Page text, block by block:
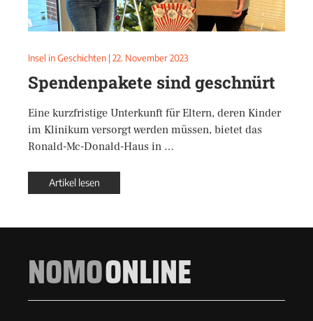
Insel in Geschichten | 22. November 2023
Spendenpakete sind geschnürt
Eine kurzfristige Unterkunft für Eltern, deren Kinder
im Klinikum versorgt werden müssen, bietet das
Ronald-Mc-Donald-Haus in …
Artikel lesen
NOMOONLINE